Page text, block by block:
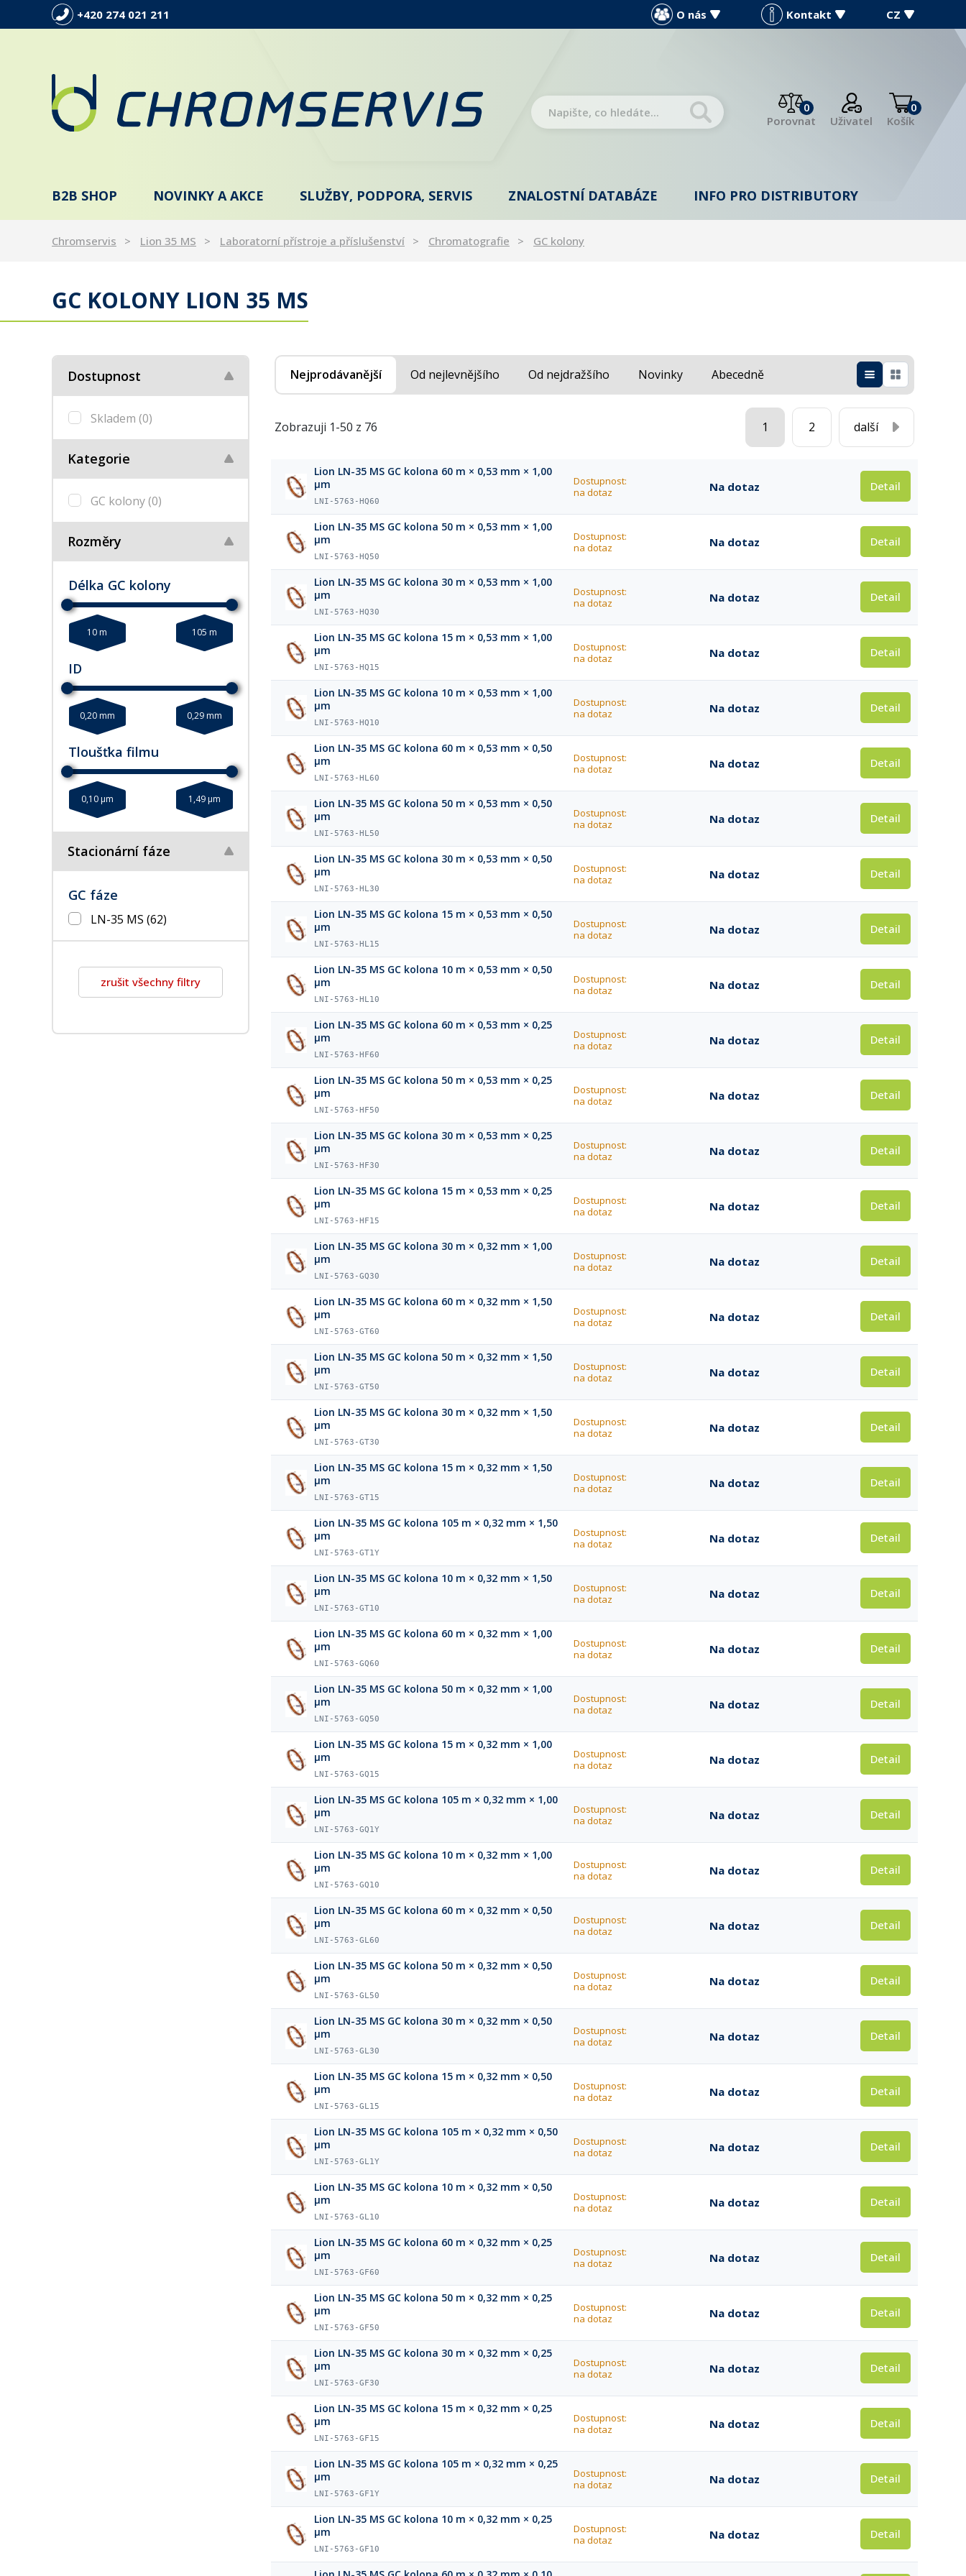
+420 274 021 211 O nás Kontakt CZ
0
Porovnat
Uživatel
0
Košík
B2B SHOP NOVINKY A AKCE SLUŽBY, PODPORA, SERVIS ZNALOSTNÍ DATABÁZE INFO PRO DISTRIBUTORY
Chromservis Lion 35 MS Laboratorní přístroje a příslušenství Chromatografie GC kolony
GC KOLONY LION 35 MS
Dostupnost
Skladem (0)
Kategorie
GC kolony(0)
Rozměry
Délka GC kolony
10 m 105 m
ID
0,20 mm 0,29 mm
Tloušťka filmu
0,10 µm 1,49 µm
Stacionární fáze
GC fáze
LN-35 MS (62)
zrušit všechny filtry
Nejprodávanější Od nejlevnějšího Od nejdražšího Novinky Abecedně
Zobrazuji 1-50 z 76 1 2 další
Lion LN-35 MS GC kolona 60 m × 0,53 mm × 1,00
µm
LNI-5763-HQ60
Dostupnost:
na dotaz
Na dotaz Detail
Lion LN-35 MS GC kolona 50 m × 0,53 mm × 1,00
µm
LNI-5763-HQ50
Dostupnost:
na dotaz
Na dotaz Detail
Lion LN-35 MS GC kolona 30 m × 0,53 mm × 1,00
µm
LNI-5763-HQ30
Dostupnost:
na dotaz
Na dotaz Detail
Lion LN-35 MS GC kolona 15 m × 0,53 mm × 1,00
µm
LNI-5763-HQ15
Dostupnost:
na dotaz
Na dotaz Detail
Lion LN-35 MS GC kolona 10 m × 0,53 mm × 1,00
µm
LNI-5763-HQ10
Dostupnost:
na dotaz
Na dotaz Detail
Lion LN-35 MS GC kolona 60 m × 0,53 mm × 0,50
µm
LNI-5763-HL60
Dostupnost:
na dotaz
Na dotaz Detail
Lion LN-35 MS GC kolona 50 m × 0,53 mm × 0,50
µm
LNI-5763-HL50
Dostupnost:
na dotaz
Na dotaz Detail
Lion LN-35 MS GC kolona 30 m × 0,53 mm × 0,50
µm
LNI-5763-HL30
Dostupnost:
na dotaz
Na dotaz Detail
Lion LN-35 MS GC kolona 15 m × 0,53 mm × 0,50
µm
LNI-5763-HL15
Dostupnost:
na dotaz
Na dotaz Detail
Lion LN-35 MS GC kolona 10 m × 0,53 mm × 0,50
µm
LNI-5763-HL10
Dostupnost:
na dotaz
Na dotaz Detail
Lion LN-35 MS GC kolona 60 m × 0,53 mm × 0,25
µm
LNI-5763-HF60
Dostupnost:
na dotaz
Na dotaz Detail
Lion LN-35 MS GC kolona 50 m × 0,53 mm × 0,25
µm
LNI-5763-HF50
Dostupnost:
na dotaz
Na dotaz Detail
Lion LN-35 MS GC kolona 30 m × 0,53 mm × 0,25
µm
LNI-5763-HF30
Dostupnost:
na dotaz
Na dotaz Detail
Lion LN-35 MS GC kolona 15 m × 0,53 mm × 0,25
µm
LNI-5763-HF15
Dostupnost:
na dotaz
Na dotaz Detail
Lion LN-35 MS GC kolona 30 m × 0,32 mm × 1,00
µm
LNI-5763-GQ30
Dostupnost:
na dotaz
Na dotaz Detail
Lion LN-35 MS GC kolona 60 m × 0,32 mm × 1,50
µm
LNI-5763-GT60
Dostupnost:
na dotaz
Na dotaz Detail
Lion LN-35 MS GC kolona 50 m × 0,32 mm × 1,50
µm
LNI-5763-GT50
Dostupnost:
na dotaz
Na dotaz Detail
Lion LN-35 MS GC kolona 30 m × 0,32 mm × 1,50
µm
LNI-5763-GT30
Dostupnost:
na dotaz
Na dotaz Detail
Lion LN-35 MS GC kolona 15 m × 0,32 mm × 1,50
µm
LNI-5763-GT15
Dostupnost:
na dotaz
Na dotaz Detail
Lion LN-35 MS GC kolona 105 m × 0,32 mm × 1,50
µm
LNI-5763-GT1Y
Dostupnost:
na dotaz
Na dotaz Detail
Lion LN-35 MS GC kolona 10 m × 0,32 mm × 1,50
µm
LNI-5763-GT10
Dostupnost:
na dotaz
Na dotaz Detail
Lion LN-35 MS GC kolona 60 m × 0,32 mm × 1,00
µm
LNI-5763-GQ60
Dostupnost:
na dotaz
Na dotaz Detail
Lion LN-35 MS GC kolona 50 m × 0,32 mm × 1,00
µm
LNI-5763-GQ50
Dostupnost:
na dotaz
Na dotaz Detail
Lion LN-35 MS GC kolona 15 m × 0,32 mm × 1,00
µm
LNI-5763-GQ15
Dostupnost:
na dotaz
Na dotaz Detail
Lion LN-35 MS GC kolona 105 m × 0,32 mm × 1,00
µm
LNI-5763-GQ1Y
Dostupnost:
na dotaz
Na dotaz Detail
Lion LN-35 MS GC kolona 10 m × 0,32 mm × 1,00
µm
LNI-5763-GQ10
Dostupnost:
na dotaz
Na dotaz Detail
Lion LN-35 MS GC kolona 60 m × 0,32 mm × 0,50
µm
LNI-5763-GL60
Dostupnost:
na dotaz
Na dotaz Detail
Lion LN-35 MS GC kolona 50 m × 0,32 mm × 0,50
µm
LNI-5763-GL50
Dostupnost:
na dotaz
Na dotaz Detail
Lion LN-35 MS GC kolona 30 m × 0,32 mm × 0,50
µm
LNI-5763-GL30
Dostupnost:
na dotaz
Na dotaz Detail
Lion LN-35 MS GC kolona 15 m × 0,32 mm × 0,50
µm
LNI-5763-GL15
Dostupnost:
na dotaz
Na dotaz Detail
Lion LN-35 MS GC kolona 105 m × 0,32 mm × 0,50
µm
LNI-5763-GL1Y
Dostupnost:
na dotaz
Na dotaz Detail
Lion LN-35 MS GC kolona 10 m × 0,32 mm × 0,50
µm
LNI-5763-GL10
Dostupnost:
na dotaz
Na dotaz Detail
Lion LN-35 MS GC kolona 60 m × 0,32 mm × 0,25
µm
LNI-5763-GF60
Dostupnost:
na dotaz
Na dotaz Detail
Lion LN-35 MS GC kolona 50 m × 0,32 mm × 0,25
µm
LNI-5763-GF50
Dostupnost:
na dotaz
Na dotaz Detail
Lion LN-35 MS GC kolona 30 m × 0,32 mm × 0,25
µm
LNI-5763-GF30
Dostupnost:
na dotaz
Na dotaz Detail
Lion LN-35 MS GC kolona 15 m × 0,32 mm × 0,25
µm
LNI-5763-GF15
Dostupnost:
na dotaz
Na dotaz Detail
Lion LN-35 MS GC kolona 105 m × 0,32 mm × 0,25
µm
LNI-5763-GF1Y
Dostupnost:
na dotaz
Na dotaz Detail
Lion LN-35 MS GC kolona 10 m × 0,32 mm × 0,25
µm
LNI-5763-GF10
Dostupnost:
na dotaz
Na dotaz Detail